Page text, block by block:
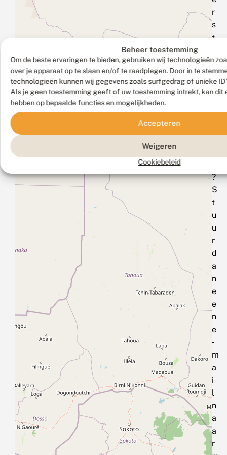
Beheer toestemming
Om de beste ervaringen te bieden, gebruiken wij technologieën
over je apparaat op te slaan en/of te raadplegen. Door in te
technologieën kunnen wij gegevens zoals surfgedrag of unieke
Als je geen toestemming geeft of uw toestemming intrekt, kan dit
hebben op bepaalde functies en mogelijkheden.
Accepteren
Weigeren
Cookiebeleid
r
s
t
c
h
t
n
?
S
t
u
u
r
d
a
n
e
e
n
e
‑
m
a
i
l
n
a
a
r